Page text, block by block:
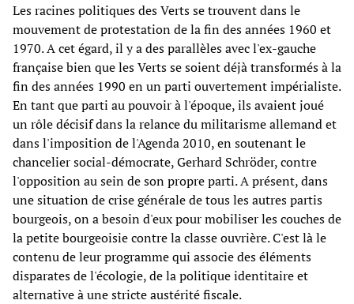
Les racines politiques des Verts se trouvent dans le
mouvement de protestation de la fin des années 1960 et
1970. A cet égard, il y a des parallèles avec l'ex-gauche
française bien que les Verts se soient déjà transformés à la
fin des années 1990 en un parti ouvertement impérialiste.
En tant que parti au pouvoir à l'époque, ils avaient joué
un rôle décisif dans la relance du militarisme allemand et
dans l'imposition de l'Agenda 2010, en soutenant le
chancelier social-démocrate, Gerhard Schröder, contre
l'opposition au sein de son propre parti. A présent, dans
une situation de crise générale de tous les autres partis
bourgeois, on a besoin d'eux pour mobiliser les couches de
la petite bourgeoisie contre la classe ouvrière. C'est là le
contenu de leur programme qui associe des éléments
disparates de l'écologie, de la politique identitaire et
alternative à une stricte austérité fiscale.